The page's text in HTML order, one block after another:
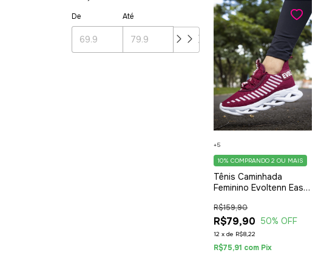
De
Até
Tênis Caminhada
Feminino Evoltenn Easy
Moderno Bordo
R$79,90
R$159,90
50% OFF
12 xde R$8,22
10%COMPRANDO 2 OU MAIS
R$75,91 com Pix
+5